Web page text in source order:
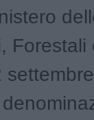
Forestali